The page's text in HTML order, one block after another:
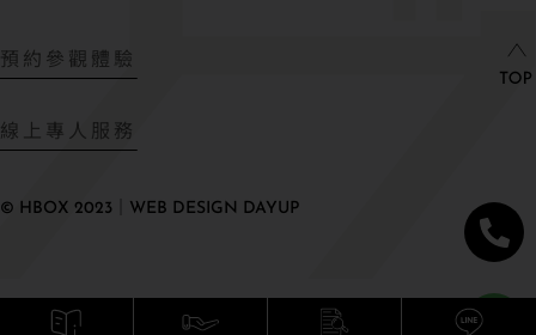
預約參觀體驗
線上專人服務
© HBOX 2023｜WEB DESIGN DAYUP